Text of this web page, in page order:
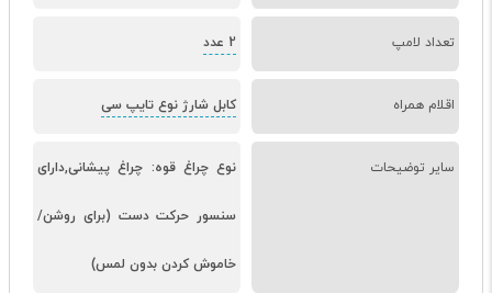
تعداد لامپ 2 عدد
اقلام همراه کابل شارژ نوع تایپ سی
سایر توضیحات نوع چراغ قوه: چراغ پیشانی,دارای
سنسور حرکت دست (برای روشن/
خاموش کردن بدون لمس)